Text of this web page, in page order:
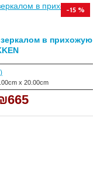
-15 %
x 20.00cm
в прихожую